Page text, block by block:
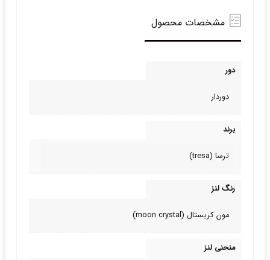
مشخصات محصول
دور
دوردار
برند
ترسا (tresa)
رنگ لنز
مون کریستال (moon crystal)
منحنی لنز